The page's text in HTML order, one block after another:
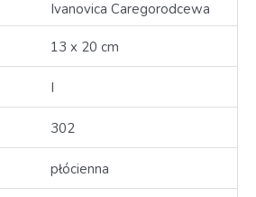
Ivanovica Caregorodcewa
13 x 20 cm
I
302
płócienna